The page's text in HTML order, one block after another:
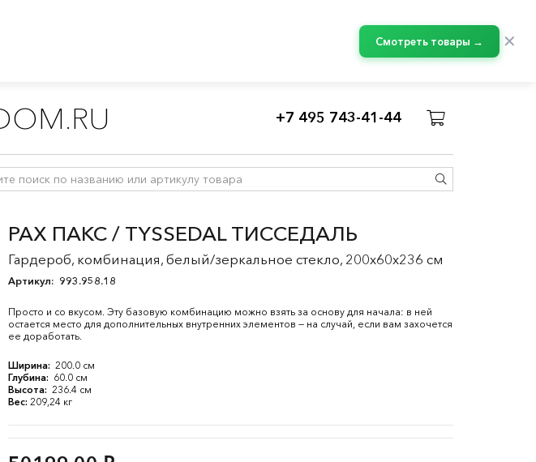
Смотреть товары → ✕
+7 495 743-41-44
PAX ПАКС / TYSSEDAL ТИССЕДАЛЬ
Гардероб, комбинация, белый/зеркальное стекло, 200x60x236 см
Артикул: 993.958.18
Просто и со вкусом. Эту базовую комбинацию можно взять за основу для начала: в ней
остается место для дополнительных внутренних элементов — на случай, если вам захочется
ее доработать.
Ширина: 200.0 см
Глубина: 60.0 см
Высота: 236.4 см
Вес: 209,24 кг